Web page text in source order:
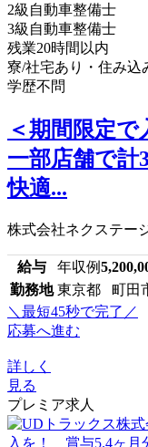
2級自動車整備士
3級自動車整備士
残業20時間以内
寮/社宅あり・住み込
学歴不問
＜期間限定
一部店舗で計
快適...
株式会社ネクステー
給与 年収例
勤務地 東京都 町田
＼最短45秒で完了／
応募へ進む
詳しく
見る
プレミア求人